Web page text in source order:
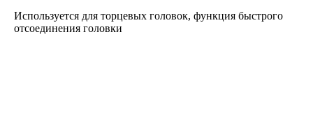
Используется для торцевых головок, функция быстрого
отсоединения головки